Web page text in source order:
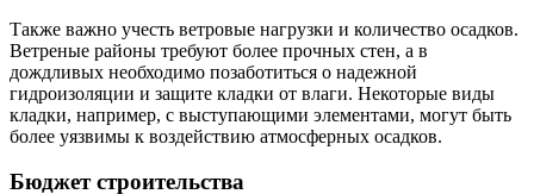
Также важно учесть ветровые нагрузки и количество осадков.
Ветреные районы требуют более прочных стен, а в
дождливых необходимо позаботиться о надежной
гидроизоляции и защите кладки от влаги. Некоторые виды
кладки, например, с выступающими элементами, могут быть
более уязвимы к воздействию атмосферных осадков.
Бюджет строительства